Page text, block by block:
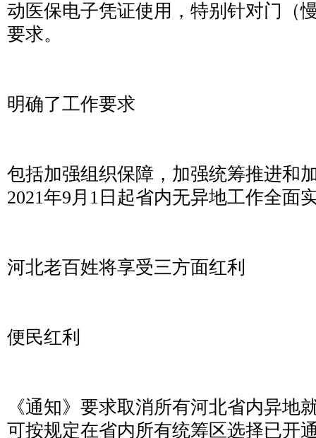
动医保电子凭证使用，特别针对门（
要求。
明确了工作要求
包括加强组织保障，加强统筹推进和
2021年9月1日起省内无异地工作全面
河北老百姓将享受三方面红利
便民红利
《通知》要求取消所有河北省内异地
可按规定在省内所有统筹区选择已开